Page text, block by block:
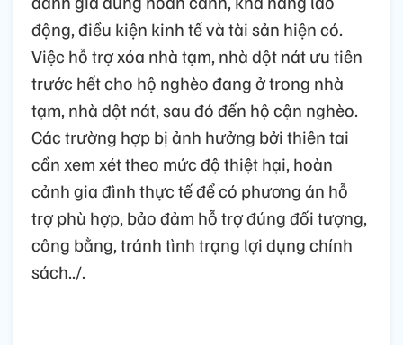
động, điều kiện kinh tế và tài sản hiện có.
Việc hỗ trợ xóa nhà tạm, nhà dột nát ưu tiên
trước hết cho hộ nghèo đang ở trong nhà
tạm, nhà dột nát, sau đó đến hộ cận nghèo.
Các trường hợp bị ảnh hưởng bởi thiên tai
cần xem xét theo mức độ thiệt hại, hoàn
cảnh gia đình thực tế để có phương án hỗ
trợ phù hợp, bảo đảm hỗ trợ đúng đối tượng,
công bằng, tránh tình trạng lợi dụng chính
sách../.